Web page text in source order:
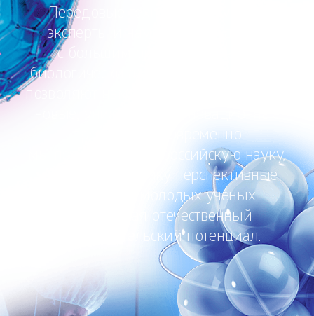
Передовые технологии, лучшие
эксперты и научные сотрудники
с большим опытом в области
биологически активных компонентов
позволяют нам каждый год выпускать
продукты.Одновременно
мы поддерживаем российскую науку,
внедряя в практику перспективные
разработки молодых ученых
и раскрывая отечественный
исследовательский потенциал.